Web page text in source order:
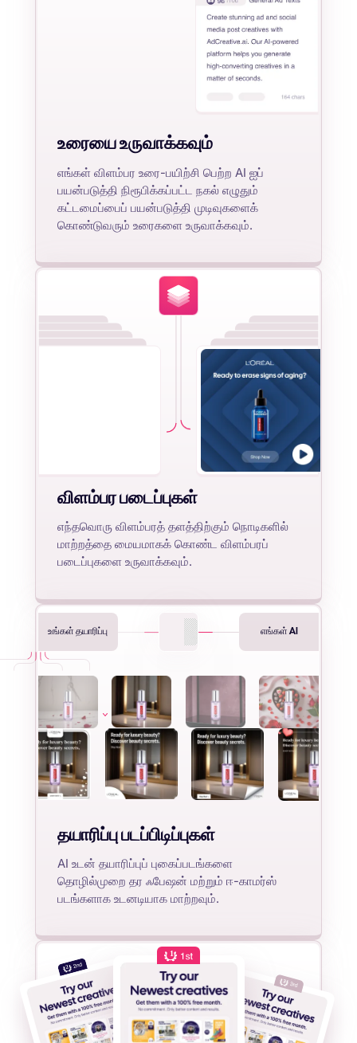
உரையை உருவாக்கவும்
எங்கள் விளம்பர உரை-பயிற்சி பெற்ற AI ஐப்
பயன்படுத்தி நிரூபிக்கப்பட்ட நகல் எழுதும்
கட்டமைப்பைப் பயன்படுத்தி முடிவுகளைக்
கொண்டுவரும் உரைகளை உருவாக்கவும்.
விளம்பர படைப்புகள்
எந்தவொரு விளம்பரத் தளத்திற்கும் நொடிகளில்
மாற்றத்தை மையமாகக் கொண்ட விளம்பரப்
படைப்புகளை உருவாக்கவும்.
உங்கள் தயாரிப்பு எங்கள் AI
தயாரிப்பு படப்பிடிப்புகள்
AI உடன் தயாரிப்புப் புகைப்படங்களை
தொழில்முறை தர ஃபேஷன் மற்றும் ஈ-காமர்ஸ்
படங்களாக உடனடியாக மாற்றவும்.
2
1